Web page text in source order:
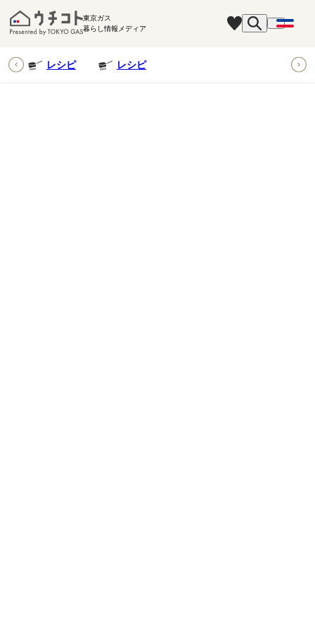
東京ガス
暮らし情報メディア
レシピ レシピ